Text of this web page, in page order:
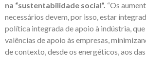
na “sustentabilidade social”. “Os
necessários devem, por isso, estar
política integrada de apoio à indústria,
valências de apoio às empresas,
de contexto, desde os energéticos, aos